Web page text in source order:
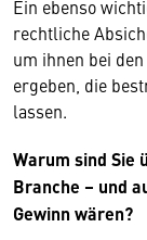
Ein ebenso
rechtliche
um ihnen bei
ergeben, die
lassen.
Warum sind Sie
Branche – und
Gewinn wären?